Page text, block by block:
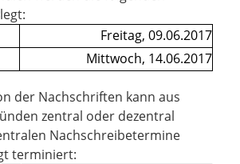
Freitag, 09.06.2017
Mittwoch, 14.06.2017
der Nachschriften kann aus
zentral oder dezentral
Nachschreibetermine
terminiert: